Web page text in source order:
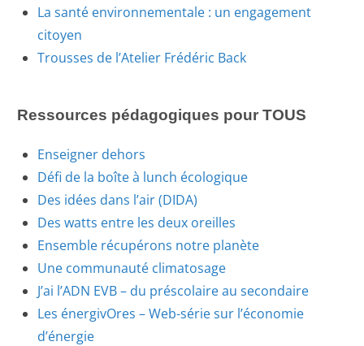
La santé environnementale : un engagement
citoyen
Trousses de l’Atelier Frédéric Back
Ressources pédagogiques pour TOUS
Enseigner dehors
Défi de la boîte à lunch écologique
Des idées dans l’air (DIDA)
Des watts entre les deux oreilles
Ensemble récupérons notre planète
Une communauté climatosage
J’ai l’ADN EVB – du préscolaire au secondaire
Les énergivOres – Web-série sur l’économie
d’énergie